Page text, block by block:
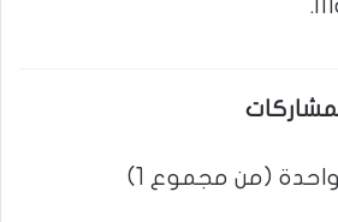
(من مجموع 1)